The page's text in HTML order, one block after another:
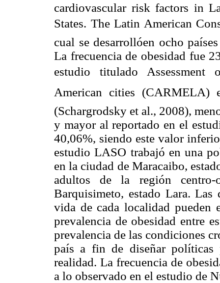
cardiovascular risk factors in
States. The Latin American
cual se desarrollóen ocho
La frecuencia de obesidad fue
estudio titulado
American cities
(Schargrodsky et al., 2008),
y mayor al reportado en el
40,06%, siendo este valor
estudio LASO trabajó en una
en la ciudad de Maracaibo,
adultos de la región
Barquisimeto, estado Lara.
vida de cada localidad pueden
prevalencia de obesidad entre
prevalencia de las condiciones
país a fin de diseñar políticas
realidad. La frecuencia de
a lo observado en el estudio de